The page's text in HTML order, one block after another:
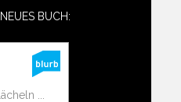
BUCH:
...